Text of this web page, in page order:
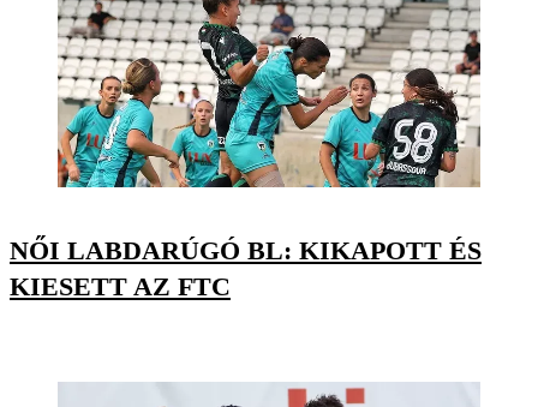
NŐI LABDARÚGÓ BL: KIKAPOTT ÉS
KIESETT AZ FTC